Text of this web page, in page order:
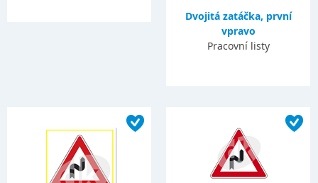
Dvojitá zatáčka, první
vpravo
Pracovní listy